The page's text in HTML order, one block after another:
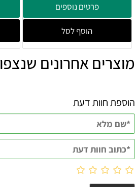
פרטים נוספים
הוסף לסל
מוצרים אחרונים שנצפו
הוספת חוות דעת